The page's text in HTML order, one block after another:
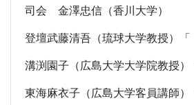
司会　金澤忠信（香川大学）
登壇武藤清吾（琉球大学教授）
溝渕園子（広島大学大学院教授
東海麻衣子（広島大学客員講師